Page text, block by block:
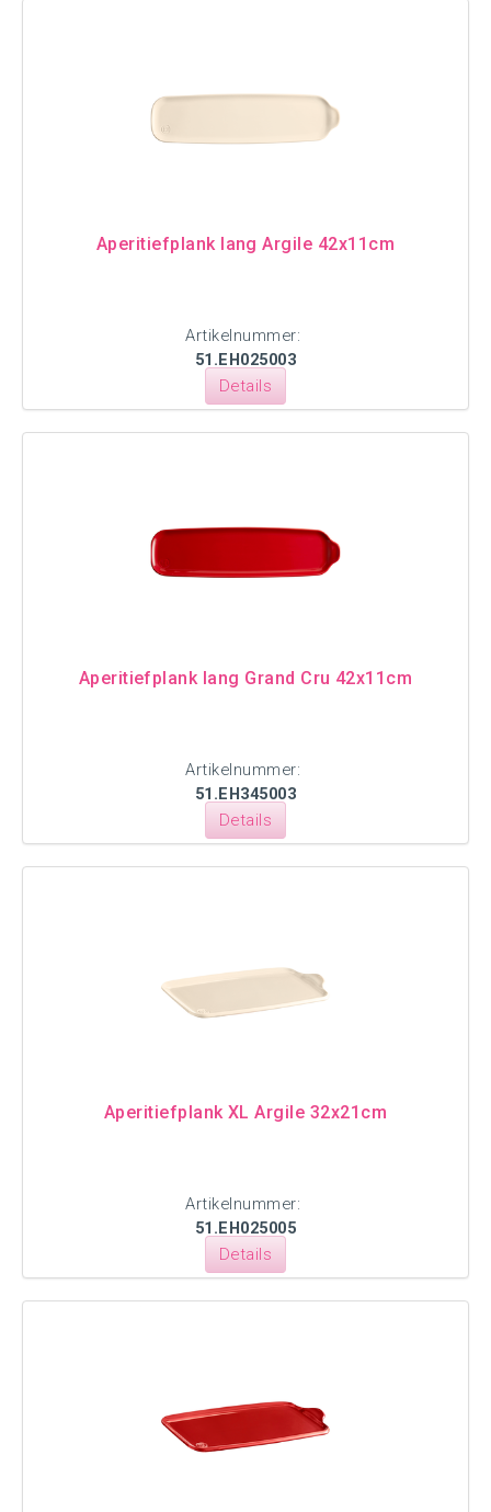
Aperitiefplank lang Argile 42x11cm
Artikelnummer:
51.EH025003
Details
Aperitiefplank lang Grand Cru 42x11cm
Artikelnummer:
51.EH345003
Details
Aperitiefplank XL Argile 32x21cm
Artikelnummer:
51.EH025005
Details